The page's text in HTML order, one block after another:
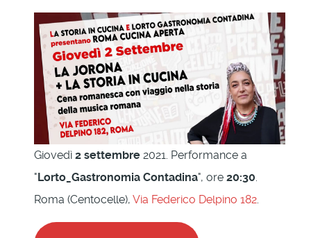
Giovedì 2 settembre 2021. Performance a
" Lorto_Gastronomia Contadina", ore 20:30.
Roma (Centocelle), Via Federico Delpino 182.